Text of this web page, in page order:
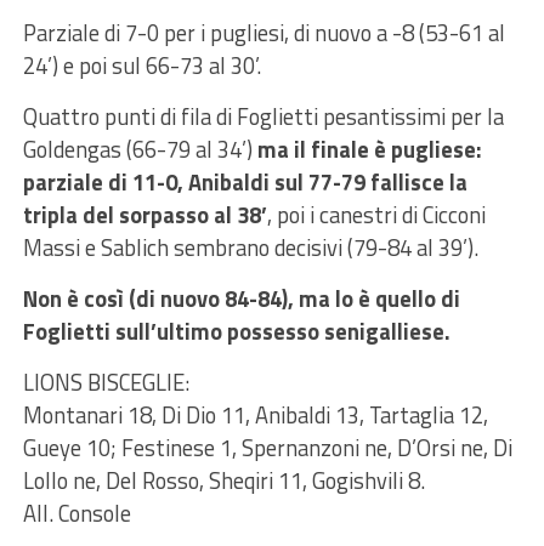
Parziale di 7-0 per i pugliesi, di nuovo a -8 (53-61 al
24’) e poi sul 66-73 al 30’.
Quattro punti di fila di Foglietti pesantissimi per la
Goldengas (66-79 al 34’) ma il finale è pugliese:
parziale di 11-0, Anibaldi sul 77-79 fallisce la
tripla del sorpasso al 38’, poi i canestri di Cicconi
Massi e Sablich sembrano decisivi (79-84 al 39’).
Non è così (di nuovo 84-84), ma lo è quello di
Foglietti sull’ultimo possesso senigalliese.
LIONS BISCEGLIE:
Montanari 18, Di Dio 11, Anibaldi 13, Tartaglia 12,
Gueye 10; Festinese 1, Spernanzoni ne, D’Orsi ne, Di
Lollo ne, Del Rosso, Sheqiri 11, Gogishvili 8.
All. Console